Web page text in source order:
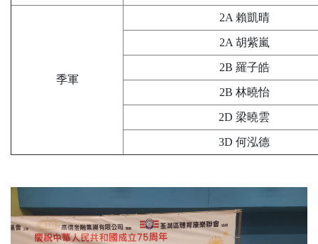
季軍
2A 賴凱晴
2A 胡紫嵐
2B 羅子皓
2B 林曉怡
2D 梁曉雲
3D 何泓德